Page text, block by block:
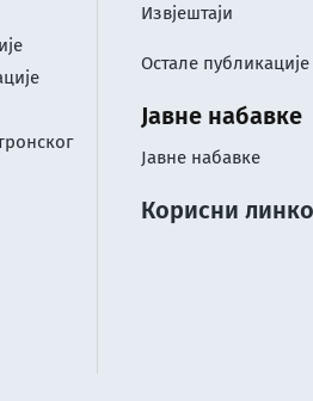
Извјештаји
Остале публикације
Јавне набавке
Јавне набавке
Корисни